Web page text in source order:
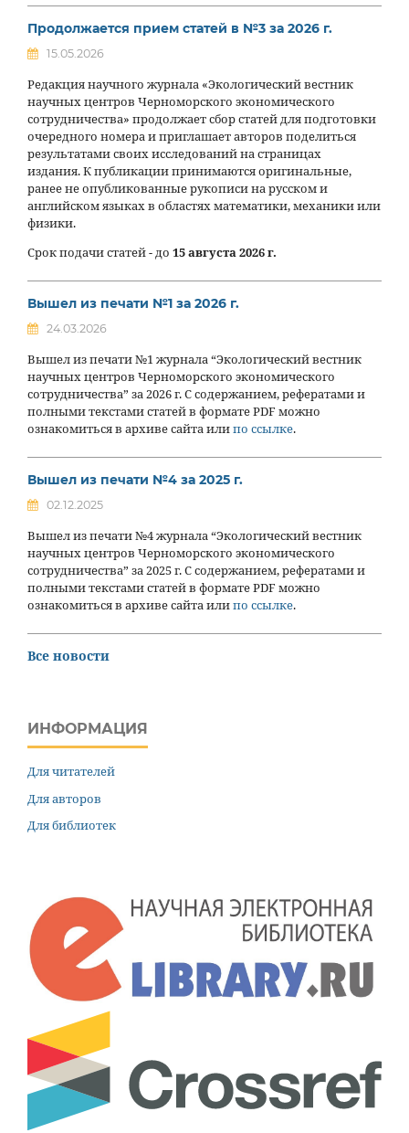
Продолжается прием статей в №3 за 2026 г.
15.05.2026
Редакция научного журнала «Экологический вестник
научных центров Черноморского экономического
сотрудничества» продолжает сбор статей для подготовки
очередного номера и приглашает авторов поделиться
результатами своих исследований на страницах
издания. К публикации принимаются оригинальные,
ранее не опубликованные рукописи на русском и
английском языках в областях математики, механики или
физики.
Срок подачи статей - до 15 августа 2026 г.
Вышел из печати №1 за 2026 г.
24.03.2026
Вышел из печати №1 журнала “Экологический вестник
научных центров Черноморского экономического
сотрудничества” за 2026 г. С содержанием, рефератами и
полными текстами статей в формате PDF можно
ознакомиться в архиве сайта илипо ссылке.
Вышел из печати №4 за 2025 г.
02.12.2025
Вышел из печати №4 журнала “Экологический вестник
научных центров Черноморского экономического
сотрудничества” за 2025 г. С содержанием, рефератами и
полными текстами статей в формате PDF можно
ознакомиться в архиве сайта илипо ссылке.
Все новости
ИНФОРМАЦИЯ
Для читателей
Для авторов
Для библиотек